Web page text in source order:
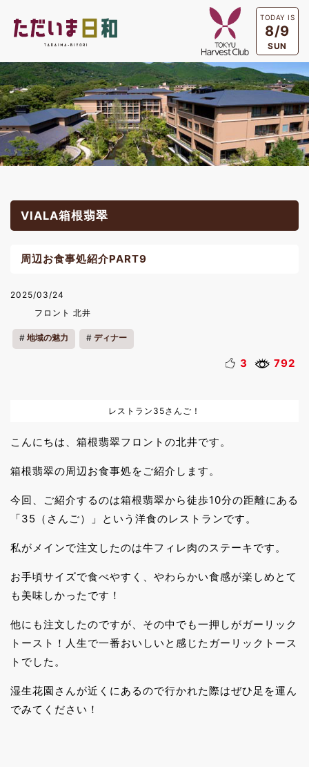
TODAY IS
8/9
SUN
VIALA箱根翡翠
周辺お食事処紹介PART9
2025/03/24
フロント 北井
地域の魅力 ディナー
3 792
レストラン35さんご！
こんにちは、箱根翡翠フロントの北井です。
箱根翡翠の周辺お食事処をご紹介します。
今回、ご紹介するのは箱根翡翠から徒歩10分の距離にある
「35（さんご）」という洋食のレストランです。
私がメインで注文したのは牛フィレ肉のステーキです。
お手頃サイズで食べやすく、やわらかい食感が楽しめとて
も美味しかったです！
他にも注文したのですが、その中でも一押しがガーリック
トースト！人生で一番おいしいと感じたガーリックトース
トでした。
湿生花園さんが近くにあるので行かれた際はぜひ足を運ん
でみてください！